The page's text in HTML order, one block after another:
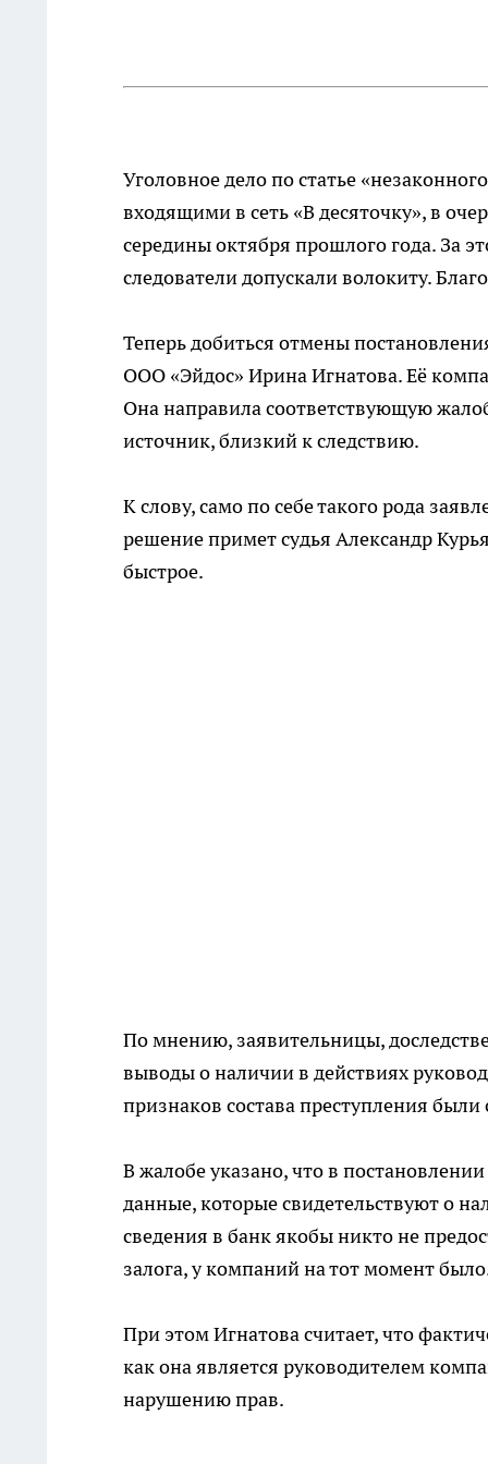
Уголовное дело по статье
входящими в сеть «В десяточку», в
середины октября прошлого года. За
следователи допускали волокиту.
Теперь добиться отмены
ООО «Эйдос» Ирина Игнатова. Её
Она направила соответствующую
источник, близкий к следствию.
К слову, само по себе такого рода
решение примет судья Александр
быстрое.
По мнению, заявительницы,
выводы о наличии в действиях
признаков состава преступления
В жалобе указано, что в
данные, которые свидетельствуют о
сведения в банк якобы никто не
залога, у компаний на тот момент
При этом Игнатова считает, что
как она является руководителем
нарушению прав.